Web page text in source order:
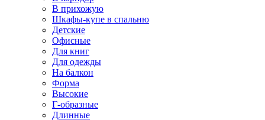
В прихожую
Шкафы-купе в спальню
Детские
Офисные
Для книг
Для одежды
На балкон
Форма
Высокие
Г-образные
Длинные